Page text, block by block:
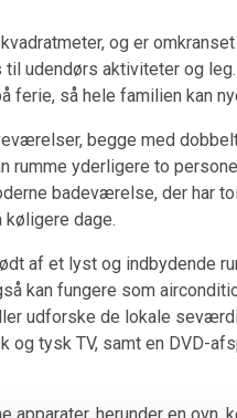
og er
udendørs aktiviteter og
ferie, så hele familien kan
begge med
rumme yderligere to
badeværelse, der har
dage.
af et lyst og indbydende
kan fungere som
udforske de lokale
og tysk TV, samt en DVD-